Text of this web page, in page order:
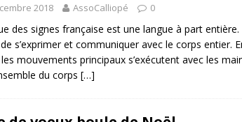
2018 AssoCalliopé 0
des signes française est une langue à part entière.
s’exprimer et communiquer avec le corps entier.
mouvements principaux s’exécutent avec les
du corps […]